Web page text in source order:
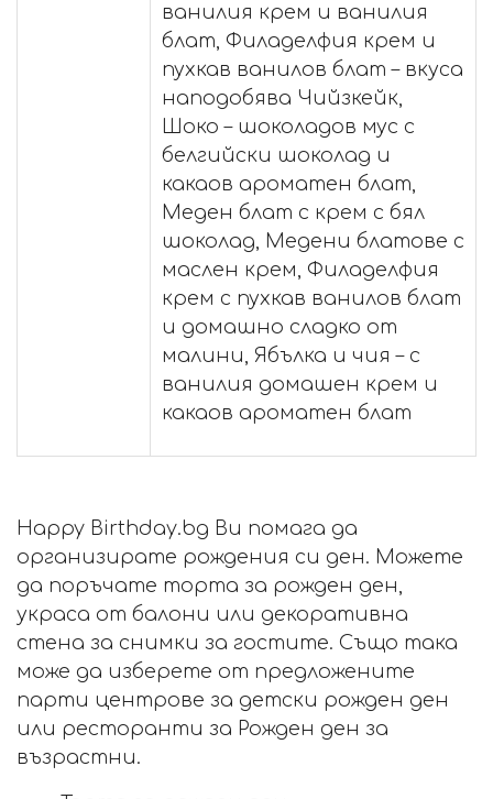
ванилия крем и ванилия
блат, Филаделфия крем и
пухкав ванилов блат – вкуса
наподобява Чийзкейк,
Шоко – шоколадов мус с
белгийски шоколад и
какаов ароматен блат,
Меден блат с крем с бял
шоколад, Медени блатове с
маслен крем, Филаделфия
крем с пухкав ванилов блат
и домашно сладко от
малини, Ябълка и чия – с
ванилия домашен крем и
какаов ароматен блат
Happy Birthday.bg Ви помага да
организирате рождения си ден. Можете
да поръчате торта за рожден ден,
украса от балони или декоративна
стена за снимки за гостите. Също така
може да изберете от предложените
парти центрове за детски рожден ден
или ресторанти за Рожден ден за
възрастни.